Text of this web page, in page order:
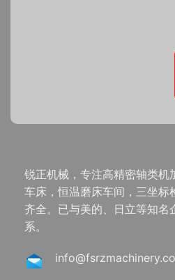
锐正机械，专注高精密轴类
车床，恒温磨床车间，三坐标
齐全。已与美的、日立等知名
系。